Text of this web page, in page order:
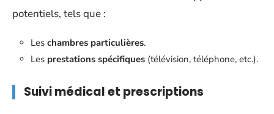
potentiels, tels que :
Les chambres particulières.
Les prestations spécifiques (télévision, téléphone, etc.).
Suivi médical et prescriptions